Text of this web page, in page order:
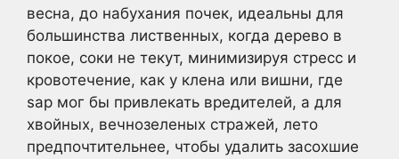
весна, до набухания почек, идеальны для
большинства лиственных, когда дерево в
покое, соки не текут, минимизируя стресс и
кровотечение, как у клена или вишни, где
sap мог бы привлекать вредителей, а для
хвойных, вечнозеленых стражей, лето
предпочтительнее, чтобы удалить засохшие